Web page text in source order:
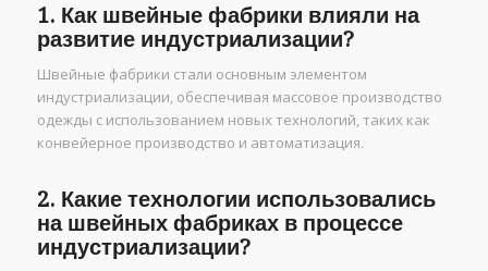
1. Как швейные фабрики влияли на
развитие индустриализации?
Швейные фабрики стали основным элементом
индустриализации, обеспечивая массовое производство
одежды с использованием новых технологий, таких как
конвейерное производство и автоматизация.
2. Какие технологии использовались
на швейных фабриках в процессе
индустриализации?